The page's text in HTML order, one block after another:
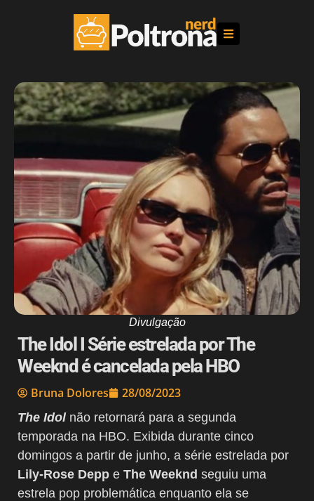
Divulgação
The Idol I Série estrelada por The
Weeknd é cancelada pela HBO
Bruna Dolores 28/08/2023
The Idolnão retornará para a segunda
temporada na HBO. Exibida durante cinco
domingos a partir de junho, a série estrelada por
Lily-Rose Depp e The Weeknd seguiu uma
estrela pop problemática enquanto ela se